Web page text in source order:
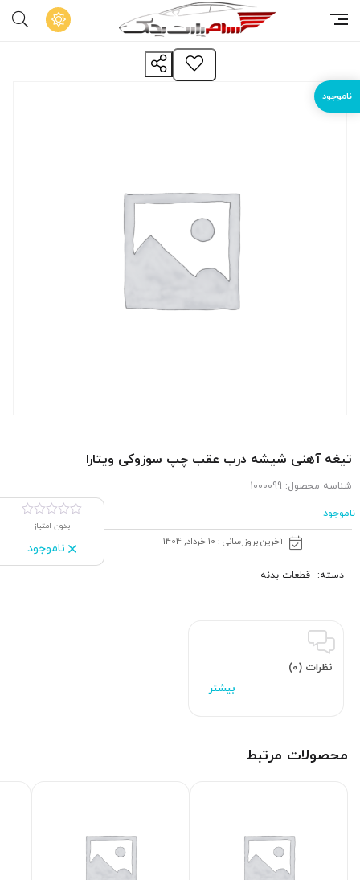
تیغه آهنی شیشه درب عقب چپ سوزوکی ویتارا
شناسه محصول: 1000099
ناموجود
آخرین بروزرسانی : 10 خرداد, 1404
بدون امتیاز
ناموجود
دسته: قطعات بدنه
نظرات (0)
محصولات مرتبط